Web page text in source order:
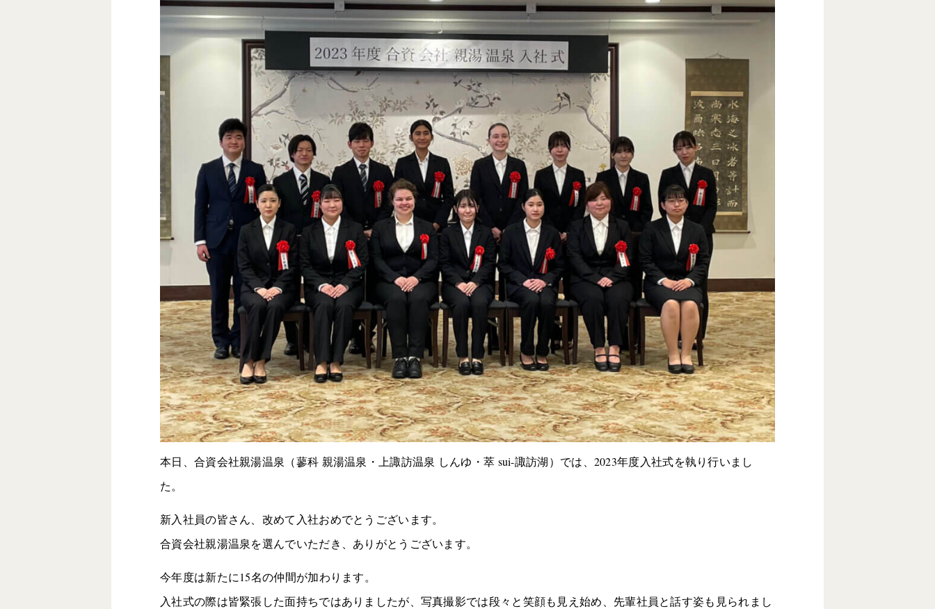
本日、合資会社親湯温泉（蓼科 親湯温泉・上諏訪温泉 しんゆ・萃 sui-諏訪湖）では、2023年度入社式を執り行いまし
た。
新入社員の皆さん、改めて入社おめでとうございます。
合資会社親湯温泉を選んでいただき、ありがとうございます。
今年度は新たに15名の仲間が加わります。
入社式の際は皆緊張した面持ちではありましたが、写真撮影では段々と笑顔も見え始め、先輩社員と話す姿も見られまし